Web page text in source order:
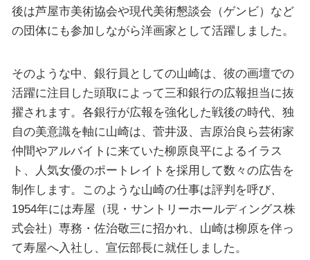
後は芦屋市美術協会や現代美術懇談会（ゲンビ）など
の団体にも参加しながら洋画家として活躍しました。
そのような中、銀行員としての山崎は、彼の画壇での
活躍に注目した頭取によって三和銀行の広報担当に抜
擢されます。各銀行が広報を強化した戦後の時代、独
自の美意識を軸に山崎は、菅井汲、吉原治良ら芸術家
仲間やアルバイトに来ていた柳原良平によるイラス
ト、人気女優のポートレイトを採用して数々の広告を
制作します。このような山崎の仕事は評判を呼び、
1954年には寿屋（現・サントリーホールディングス株
式会社）専務・佐治敬三に招かれ、山崎は柳原を伴っ
て寿屋へ入社し、宣伝部長に就任しました。